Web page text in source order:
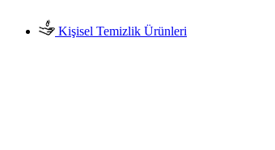
Kişisel Temizlik Ürünleri